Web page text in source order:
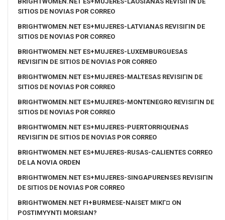
SITIOS DE NOVIAS POR CORREO
BRIGHTWOMEN.NET ES+MUJERES-LATVIANAS REVISIГІN DE
SITIOS DE NOVIAS POR CORREO
BRIGHTWOMEN.NET ES+MUJERES-LUXEMBURGUESAS
REVISIГІN DE SITIOS DE NOVIAS POR CORREO
BRIGHTWOMEN.NET ES+MUJERES-MALTESAS REVISIГІN DE
SITIOS DE NOVIAS POR CORREO
BRIGHTWOMEN.NET ES+MUJERES-MONTENEGRO REVISIГІN DE
SITIOS DE NOVIAS POR CORREO
BRIGHTWOMEN.NET ES+MUJERES-PUERTORRIQUENAS
REVISIГІN DE SITIOS DE NOVIAS POR CORREO
BRIGHTWOMEN.NET ES+MUJERES-RUSAS-CALIENTES CORREO
DE LA NOVIA ORDEN
BRIGHTWOMEN.NET ES+MUJERES-SINGAPURENSES REVISIГІN
DE SITIOS DE NOVIAS POR CORREO
BRIGHTWOMEN.NET FI+BURMESE-NAISET MIKГ¤ ON
POSTIMYYNTI MORSIAN?